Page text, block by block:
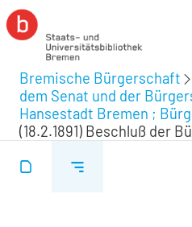
Bremische Bürgerschaft
dem Senat und der
Hansestadt Bremen ;
(18.2.1891) Beschluß der